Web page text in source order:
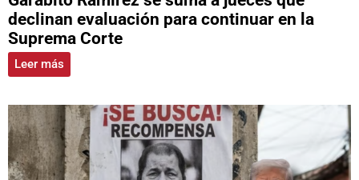
declinan evaluación para continuar en la
Suprema Corte
Leer más